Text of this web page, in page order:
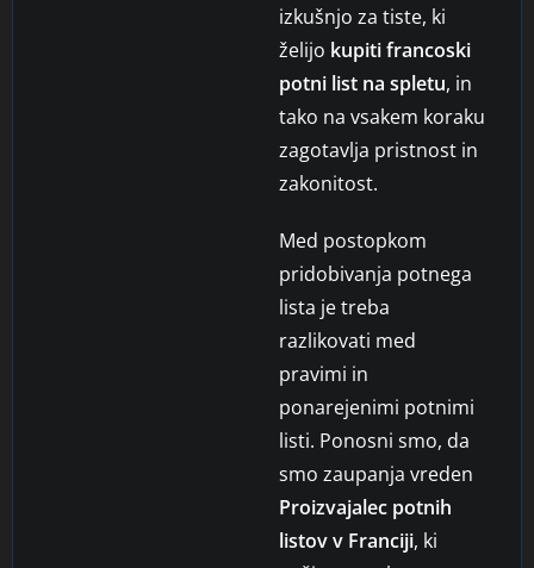
izkušnjo za tiste, ki
želijo kupiti francoski
potni list na spletu, in
tako na vsakem koraku
zagotavlja pristnost in
zakonitost.
Med postopkom
pridobivanja potnega
lista je treba
razlikovati med
pravimi in
ponarejenimi potnimi
listi. Ponosni smo, da
smo zaupanja vreden
Proizvajalec potnih
listov v Franciji, ki